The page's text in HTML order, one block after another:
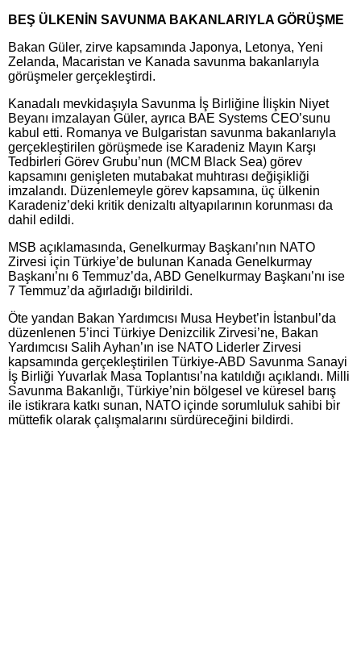
BEŞ ÜLKENİN SAVUNMA BAKANLARIYLA GÖRÜŞME
Bakan Güler, zirve kapsamında Japonya, Letonya, Yeni
Zelanda, Macaristan ve Kanada savunma bakanlarıyla
görüşmeler gerçekleştirdi.
Kanadalı mevkidaşıyla Savunma İş Birliğine İlişkin Niyet
Beyanı imzalayan Güler, ayrıca BAE Systems CEO’sunu
kabul etti. Romanya ve Bulgaristan savunma bakanlarıyla
gerçekleştirilen görüşmede ise Karadeniz Mayın Karşı
Tedbirleri Görev Grubu’nun (MCM Black Sea) görev
kapsamını genişleten mutabakat muhtırası değişikliği
imzalandı. Düzenlemeyle görev kapsamına, üç ülkenin
Karadeniz’deki kritik denizaltı altyapılarının korunması da
dahil edildi.
MSB açıklamasında, Genelkurmay Başkanı’nın NATO
Zirvesi için Türkiye’de bulunan Kanada Genelkurmay
Başkanı’nı 6 Temmuz’da, ABD Genelkurmay Başkanı’nı ise
7 Temmuz’da ağırladığı bildirildi.
Öte yandan Bakan Yardımcısı Musa Heybet’in İstanbul’da
düzenlenen 5’inci Türkiye Denizcilik Zirvesi’ne, Bakan
Yardımcısı Salih Ayhan’ın ise NATO Liderler Zirvesi
kapsamında gerçekleştirilen Türkiye-ABD Savunma Sanayi
İş Birliği Yuvarlak Masa Toplantısı’na katıldığı açıklandı. Milli
Savunma Bakanlığı, Türkiye’nin bölgesel ve küresel barış
ile istikrara katkı sunan, NATO içinde sorumluluk sahibi bir
müttefik olarak çalışmalarını sürdüreceğini bildirdi.